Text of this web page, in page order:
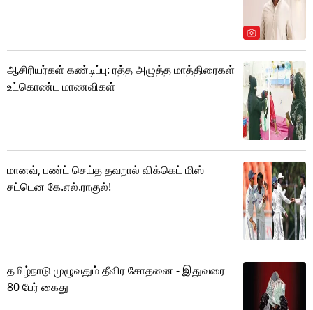
ஆசிரியர்கள் கண்டிப்பு: ரத்த அழுத்த மாத்திரைகள்
உட்கொண்ட மாணவிகள்
மானவ், பண்ட் செய்த தவறால் விக்கெட் மிஸ்
சட்டென கே.எல்.ராகுல்!
தமிழ்நாடு முழுவதும் தீவிர சோதனை - இதுவரை
80 பேர் கைது